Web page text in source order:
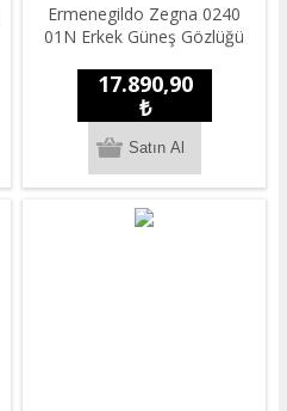
Ermenegildo Zegna 0240
01N Erkek Güneş Gözlüğü
17.890,90
₺